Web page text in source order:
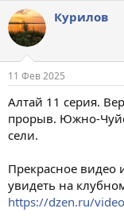
т
о
р
т
е
м
а
ч
а
Курилов
11 Фев 2025
Алтай 11 серия.
прорыв. Южно-
сели.
Прекрасное видео
увидеть на
https://dzen.ru/